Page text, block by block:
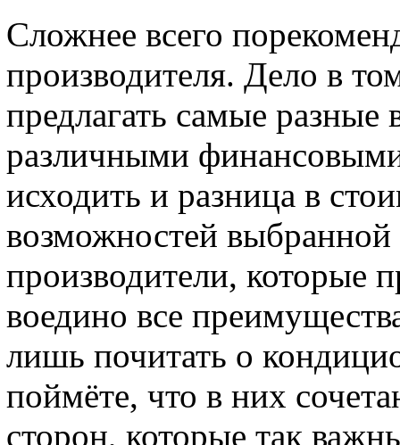
Сложнее всего
производителя. Дело в
предлагать самые разные
различными
исходить и разница в
возможностей
производители, которые
воедино все
лишь почитать о
поймёте, что в них
сторон, которые так